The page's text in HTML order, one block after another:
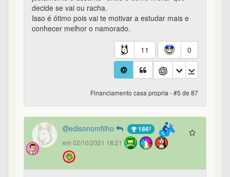
decide se vai ou racha.
Isso é ótimo pois vai te motivar a estudar mais e
conhecer melhor o namorado.
11 0
Financiamento casa propria - #5 de 87
edisonomfilho 186º
em 02/10/2021 18:21